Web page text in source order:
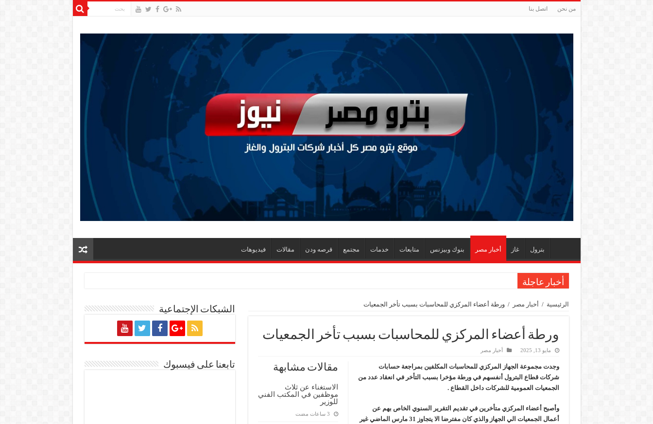
من نحن اتصل بنا
بترول غاز أخبار مصر بنوك وبيزنس متابعات خدمات مجتمع قرصه ودن مقالات فيديوهات
أخبار عاجلة
وزير البترول والثروة المعدنية يبحث مع إكسون موبيل العالمية آليات تنفيذ مذكرة التفاهم لربط اكتشافات الشركة في قبرص بالبنية التحتية المصرية
رئيسا العامة وبترومنت في زيارة لحقول ابوسنان
وزير البترول والثروة المعدنية يتفقد استئناف أعمال الحفر بحقل البركة في أسوان بعد توقف منذ عام 2022.. ويؤكد: كامل الاهتمام لوضع صعيد مصر على خريطة الاستثمار البترولي
النيل للبترول» تحصد شهادة «ISO 39001» لنظام إدارة السلامة المرورية بجهود ذاتية
هدوء اعلامي في وزارة البترول
الرئيسية / أخبار مصر / ورطة أعضاء المركزي للمحاسبات بسبب تأخر الجمعيات
ورطة أعضاء المركزي للمحاسبات بسبب تأخر الجمعيات
مايو 13, 2025 أخبار مصر
مقالات مشابهة
الاستغناء عن ثلاث
موظفين في المكتب الفني
للوزير
وجدت مجموعة الجهاز المركزي للمحاسبات المكلفين بمراجعة حسابات
شركات قطاع البترول أنفسهم في ورطة مؤخرا بسبب التأخر في انعقاد عدد من
الجمعيات العمومية للشركات داخل القطاع .
وأصبح أعضاء المركزي متأخرين في تقديم التقرير السنوي الخاص بهم عن
أعمال الجمعيات الي الجهاز والذي كان مفترضا الا يتجاوز 31 مارس الماضي غير
الشبكات الإجتماعية
تابعنا على فيسبوك